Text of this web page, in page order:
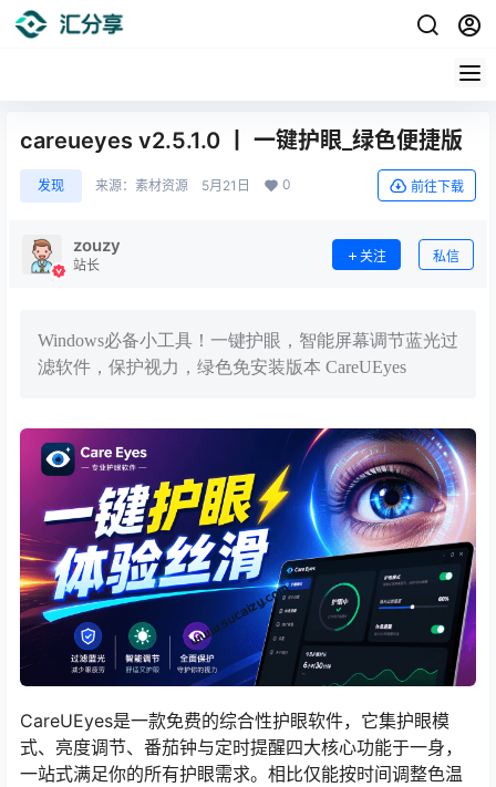
careueyes v2.5.1.0 丨 一键护眼_绿色便捷版
发现 来源： 素材资源 5月21日 0 前往下载
zouzy
站长
关注 私信
Windows必备小工具！一键护眼，智能屏幕调节蓝光过
滤软件，保护视力，绿色免安装版本 CareUEyes
CareUEyes是一款免费的综合性护眼软件，它集护眼模
式、亮度调节、番茄钟与定时提醒四大核心功能于一身，
一站式满足你的所有护眼需求。相比仅能按时间调整色温